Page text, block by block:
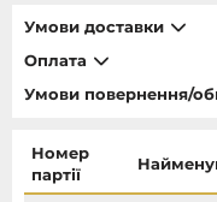
Умови доставки
Оплата
Умови повернення/
Номер
партії